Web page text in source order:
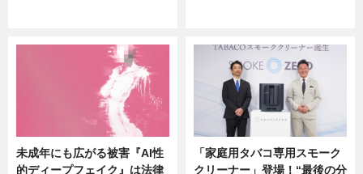
未成年にも広がる被害『AI性
的ディープフェイク』は法律
「家庭用タバコ専用スモーク
クリーナー」登場！“最後の分